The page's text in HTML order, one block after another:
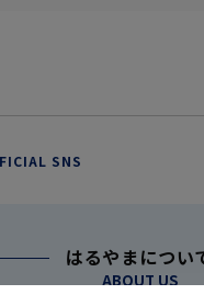
SNS
はるやまについ
ABOUT US